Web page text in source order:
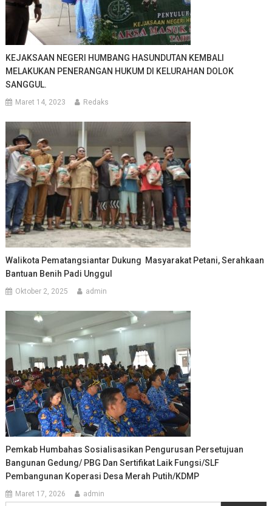
KEJAKSAAN NEGERI HUMBANG HASUNDUTAN KEMBALI
MELAKUKAN PENERANGAN HUKUM DI KELURAHAN DOLOK
SANGGUL.
Maret 14, 2023 Redaks
Walikota Pematangsiantar Dukung Masyarakat Petani, Serahkaan
Bantuan Benih Padi Unggul
Oktober 2, 2025 admin
Pemkab Humbahas Sosialisasikan Pengurusan Persetujuan
Bangunan Gedung/ PBG Dan Sertifikat Laik Fungsi/SLF
Pembangunan Koperasi Desa Merah Putih/KDMP
Maret 17, 2026 admin